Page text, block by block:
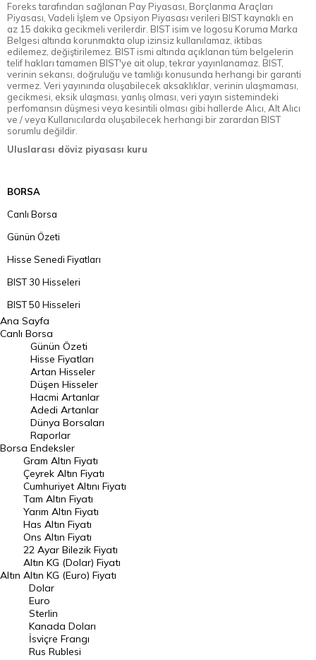
Foreks tarafından sağlanan Pay Piyasası, Borçlanma Araçları
Piyasası, Vadeli İşlem ve Opsiyon Piyasası verileri BIST kaynaklı en
az 15 dakika gecikmeli verilerdir. BIST isim ve logosu Koruma Marka
Belgesi altında korunmakta olup izinsiz kullanılamaz, iktibas
edilemez, değiştirilemez. BIST ismi altında açıklanan tüm belgelerin
telif hakları tamamen BIST'ye ait olup, tekrar yayınlanamaz. BIST,
verinin sekansı, doğruluğu ve tamlığı konusunda herhangi bir garanti
vermez. Veri yayınında oluşabilecek aksaklıklar, verinin ulaşmaması,
gecikmesi, eksik ulaşması, yanlış olması, veri yayın sistemindeki
perfomansın düşmesi veya kesintili olması gibi hallerde Alıcı, Alt Alıcı
ve / veya Kullanıcılarda oluşabilecek herhangi bir zarardan BIST
sorumlu değildir.
Uluslarası döviz piyasası kuru
BORSA
Canlı Borsa
Günün Özeti
Hisse Senedi Fiyatları
BIST 30 Hisseleri
BIST 50 Hisseleri
BIST 100 Hisseleri
En Çok Artan Hisseler
En Çok Düşen Hisseler
Hacmi Artanlar
Geçmiş Kapanışlar
Dünya Borsaları
Raporlar
Endeksler
DÖVİZ
Döviz Kuru
Dolar Kuru
Euro Kuru
Pound Kuru
Frank Kuru
Riyal Kuru
Ana Sayfa
Canlı Borsa
Borsa
Günün Özeti
Hisse Fiyatları
Artan Hisseler
Düşen Hisseler
Hacmi Artanlar
Adedi Artanlar
Dünya Borsaları
Raporlar
Endeksler
Altın
Gram Altın Fiyatı
Çeyrek Altın Fiyatı
Cumhuriyet Altını Fiyatı
Tam Altın Fiyatı
Yarım Altın Fiyatı
Has Altın Fiyatı
Ons Altın Fiyatı
22 Ayar Bilezik Fiyatı
Altın KG (Dolar) Fiyatı
Altın KG (Euro) Fiyatı
Dolar
Euro
Sterlin
Kanada Doları
İsviçre Frangı
Rus Rublesi